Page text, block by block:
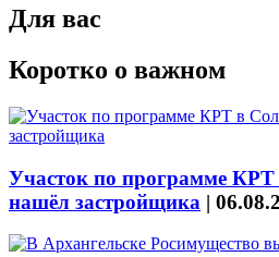
Для вас
Коротко о важном
Участок по программе КРТ
нашёл застройщика |